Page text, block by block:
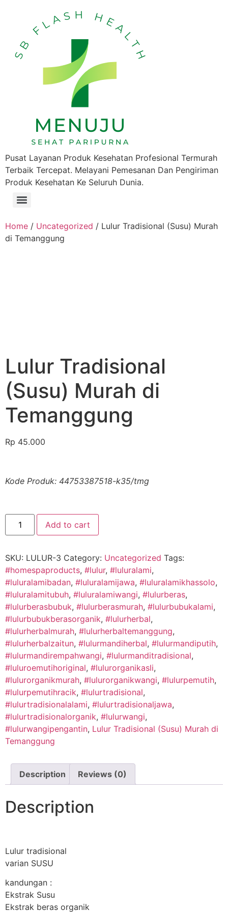
Pusat Layanan Produk Kesehatan Profesional Termurah
Terbaik Tercepat. Melayani Pemesanan Dan Pengiriman
Produk Kesehatan Ke Seluruh Dunia.
Home / Uncategorized / Lulur Tradisional (Susu) Murah
di Temanggung
Lulur Tradisional
(Susu) Murah di
Temanggung
Rp 45.000
Kode Produk: 44753387518-k35/tmg
Add to cart
SKU: LULUR-3 Category: Uncategorized Tags:
#homespaproducts, #lulur, #luluralami,
#luluralamibadan, #luluralamijawa, #luluralamikhassolo,
#luluralamitubuh, #luluralamiwangi, #lulurberas,
#lulurberasbubuk, #lulurberasmurah, #lulurbubukalami,
#lulurbubukberasorganik, #lulurherbal,
#lulurherbalmurah, #lulurherbaltemanggung,
#lulurherbalzaitun, #lulurmandiherbal, #lulurmandiputih,
#lulurmandirempahwangi, #lulurmanditradisional,
#luluroemutihoriginal, #lulurorganikasli,
#lulurorganikmurah, #lulurorganikwangi, #lulurpemutih,
#lulurpemutihracik, #lulurtradisional,
#lulurtradisionalalami, #lulurtradisionaljawa,
#lulurtradisionalorganik, #lulurwangi,
#lulurwangipengantin, Lulur Tradisional (Susu) Murah di
Temanggung
Description Reviews (0)
Description
Lulur tradisional
varian SUSU
kandungan :
Ekstrak Susu
Ekstrak beras organik